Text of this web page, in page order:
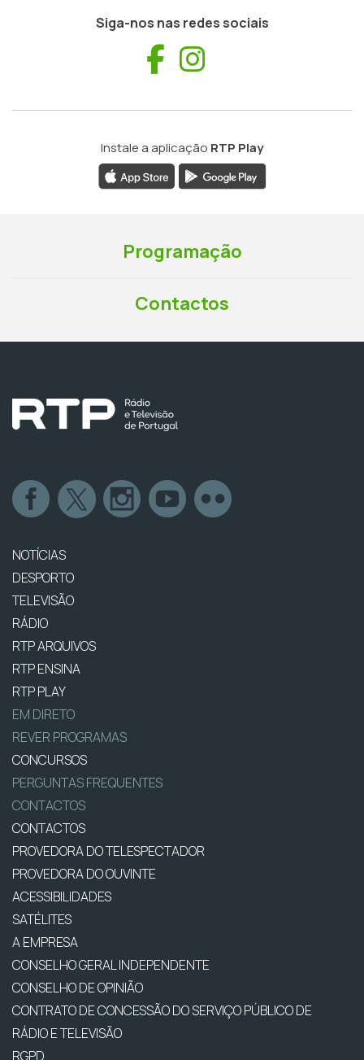
Siga-nos nas redes sociais
Facebook
Instale a aplicação RTP Play
Programação
Contactos
NOTÍCIAS
DESPORTO
TELEVISÃO
RÁDIO
RTP ARQUIVOS
RTP ENSINA
RTP PLAY
EM DIRETO
REVER PROGRAMAS
CONCURSOS
PERGUNTAS FREQUENTES
CONTACTOS
CONTACTOS
PROVEDORA DO TELESPECTADOR
PROVEDORA DO OUVINTE
ACESSIBILIDADES
SATÉLITES
A EMPRESA
CONSELHO GERAL INDEPENDENTE
CONSELHO DE OPINIÃO
CONTRATO DE CONCESSÃO DO SERVIÇO PÚBLICO DE
RÁDIO E TELEVISÃO
RGPD